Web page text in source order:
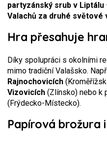
partyzánský srub v Liptálu
Valachů za druhé světové
Hra přesahuje
Díky spolupráci s okolními
mimo tradiční Valašsko.
Rajnochovicích
Vizovicích (Zlínsko) nebo k
(Frýdecko-Místecko).
Papírová brožura